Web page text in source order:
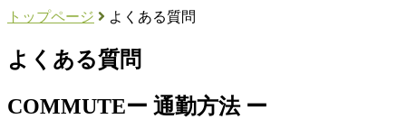
トップページ よくある質問
よくある質問
COMMUTEー 通勤方法 ー